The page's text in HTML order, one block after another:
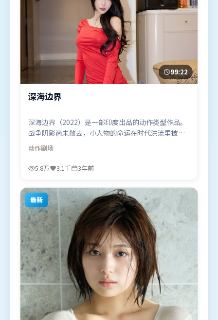
99:22
深海边界
深海边界（2022）是一部印度出品的动作类型作品。
战争阴影尚未散去，小人物的命运在时代洪流里被轻
轻托起又放下。视听风格统一而富有实验感，配乐与
画面情绪贴合。由娄烨执导，秦海璐、白宇、堺雅
人，基里安·墨菲、黄渤等联袂出演。影片于2022年
作题材的观众观看。
动作剧场
5.8万 3.1千 3年前
最新